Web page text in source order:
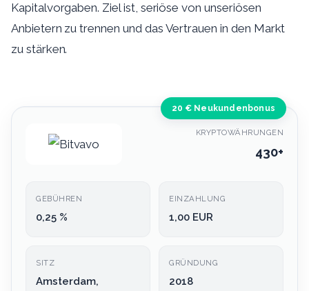
Kapitalvorgaben. Ziel ist, seriöse von unseriösen
Anbietern zu trennen und das Vertrauen in den Markt
zu stärken.
20 € Neukundenbonus
KRYPTOWÄHRUNGEN
430+
GEBÜHREN
0,25 %
EINZAHLUNG
1,00 EUR
SITZ
Amsterdam,
GRÜNDUNG
2018